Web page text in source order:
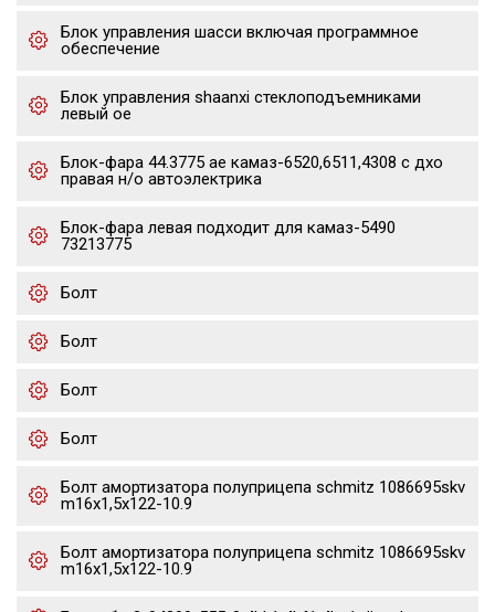
Блок управления шасси включая программное
обеспечение
Блок управления shaanxi стеклоподъемниками
левый oe
Блок-фара 44.3775 ae камаз-6520,6511,4308 с дхо
правая н/о автоэлектрика
Блок-фара левая подходит для камаз-5490
73213775
Болт
Болт
Болт
Болт
Болт амортизатора полуприцепа schmitz 1086695skv
m16x1,5х122-10.9
Болт амортизатора полуприцепа schmitz 1086695skv
m16x1,5х122-10.9